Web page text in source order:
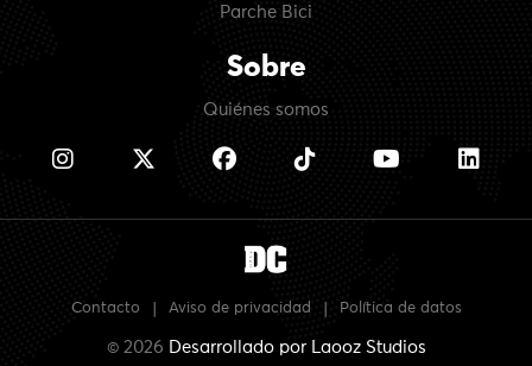
Parche Bici
Sobre
Quiénes somos
Contacto Aviso de privacidad Política de datos
© 2026 Desarrollado por Laooz Studios